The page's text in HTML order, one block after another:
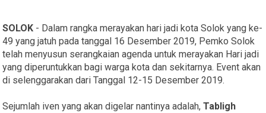
SOLOK - Dalam rangka merayakan hari jadi kota Solok yang ke-
49 yang jatuh pada tanggal 16 Desember 2019, Pemko Solok
telah menyusun serangkaian agenda untuk merayakan Hari jadi
yang diperuntukkan bagi warga kota dan sekitarnya. Event akan
di selenggarakan dari Tanggal 12-15 Desember 2019.
Sejumlah iven yang akan digelar nantinya adalah,Tabligh